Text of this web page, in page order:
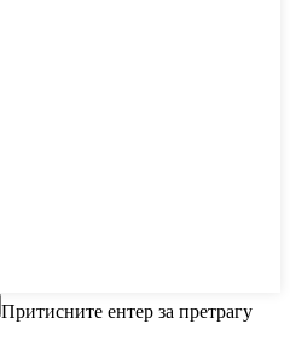
Притисните ентер за претрагу